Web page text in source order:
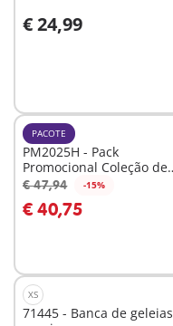
€ 24,99
Ao carrinho
PACOTE
PM2025H - Pack
Promocional Coleção de
Animais de Estimação
€ 47,94 -15%
€ 40,75
Ao carrinho
XS
71445 - Banca de geleias